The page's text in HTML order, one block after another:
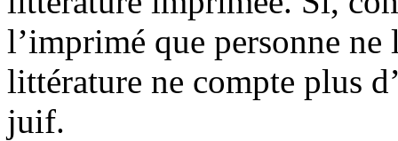
l’imprimé que personne
littérature ne compte plus
juif.